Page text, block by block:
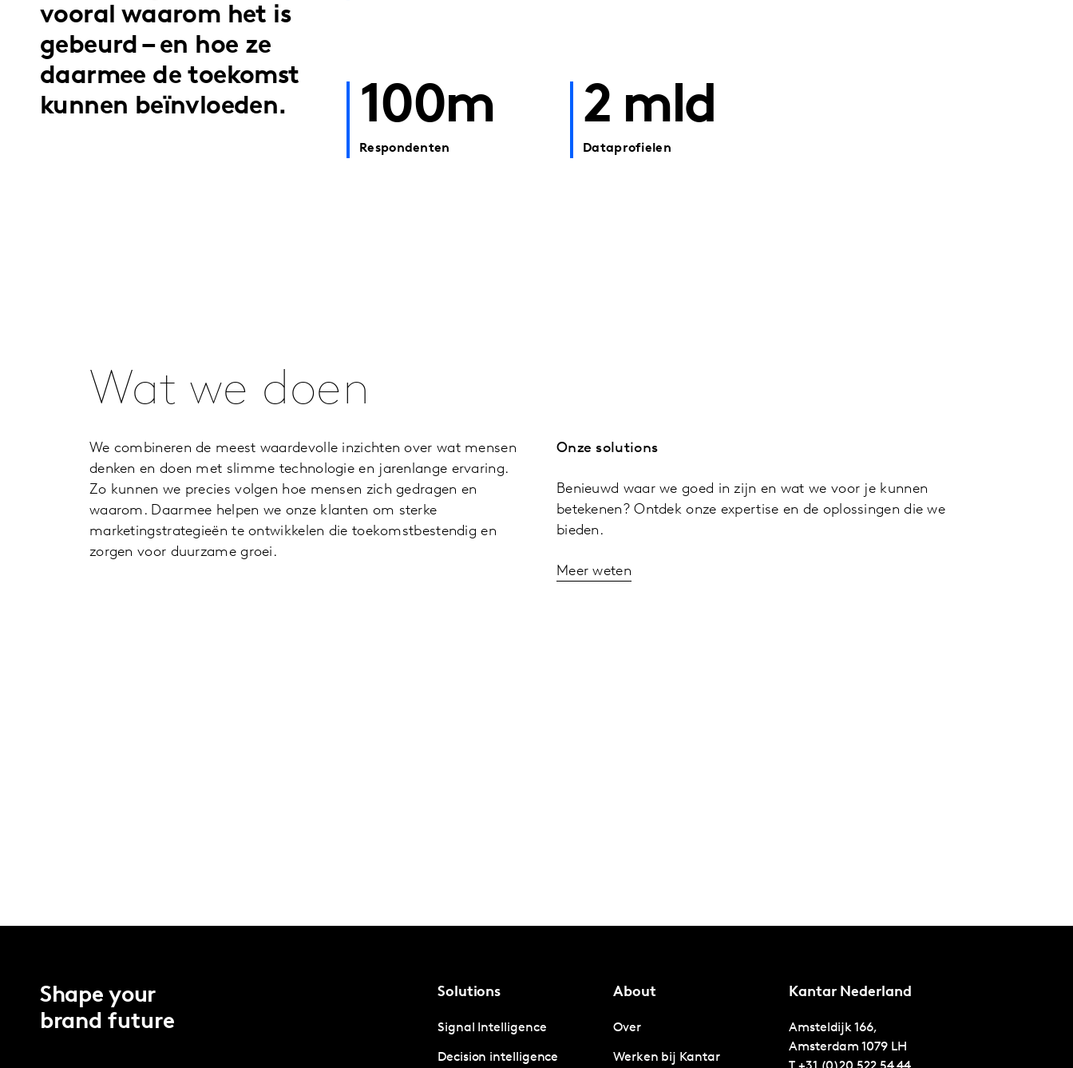
vooral waarom het is
gebeurd – en hoe ze
daarmee de toekomst
kunnen beïnvloeden.
100m
Respondenten
2 mld
Dataprofielen
Wat we doen
We combineren de meest waardevolle inzichten over wat mensen
denken en doen met slimme technologie en jarenlange ervaring.
Zo kunnen we precies volgen hoe mensen zich gedragen en
waarom. Daarmee helpen we onze klanten om sterke
marketingstrategieën te ontwikkelen die toekomstbestendig en
zorgen voor duurzame groei.
Onze solutions
Benieuwd waar we goed in zijn en wat we voor je kunnen
betekenen? Ontdek onze expertise en de oplossingen die we
bieden.
Meer weten
Shape your
brand future
Solutions
Signal Intelligence
Decision intelligence
About
Over
Werken bij Kantar
Kantar Nederland
Amsteldijk 166,
Amsterdam 1079 LH